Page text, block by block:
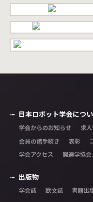
日本ロボット学会につ
学会からのお知らせ 求人
会員の諸手続き 表彰
学会アクセス 関連学協会
出版物
学会誌 欧文誌 書籍出